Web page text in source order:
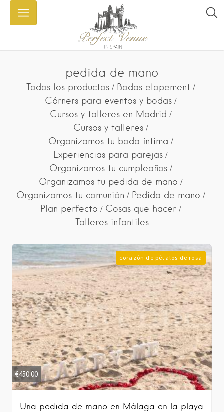
pedida de mano
Todos los productos
Bodas elopement
Córners para eventos y bodas
Cursos y talleres en Madrid
Cursos y talleres
Organizamos tu boda íntima
Experiencias para parejas
Organizamos tu cumpleaños
Organizamos tu pedida de mano
Organizamos tu comunión
Pedida de mano
Plan perfecto
Cosas que hacer
Talleres infantiles
€450.00
corazón de pétalos de rosa
Una pedida de mano en Málaga en la playa